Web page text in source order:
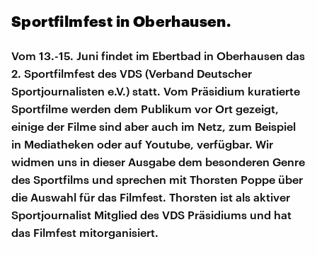
Sportfilmfest in Oberhausen.
Vom 13.-15. Juni findet im Ebertbad in Oberhausen das
2. Sportfilmfest des VDS (Verband Deutscher
Sportjournalisten e.V.) statt. Vom Präsidium kuratierte
Sportfilme werden dem Publikum vor Ort gezeigt,
einige der Filme sind aber auch im Netz, zum Beispiel
in Mediatheken oder auf Youtube, verfügbar. Wir
widmen uns in dieser Ausgabe dem besonderen Genre
des Sportfilms und sprechen mit Thorsten Poppe über
die Auswahl für das Filmfest. Thorsten ist als aktiver
Sportjournalist Mitglied des VDS Präsidiums und hat
das Filmfest mitorganisiert.